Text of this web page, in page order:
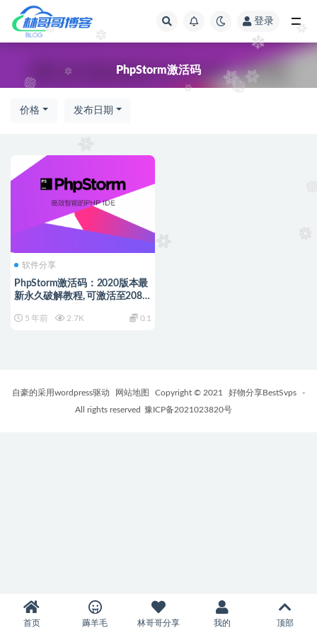
登录
PhpStorm激活码
价格 发布日期
软件分享
PhpStorm激活码：2020版本最
新永久破解教程, 可激活至2089
5 年前 2.7K 0.1
自豪的采用wordpress驱动 网站地图 Copyright © 2021 好物分享BestSvps
-
All rights reserved 豫ICP备2021023820号
首页 薅羊毛 林哥哥分享 我的 顶部